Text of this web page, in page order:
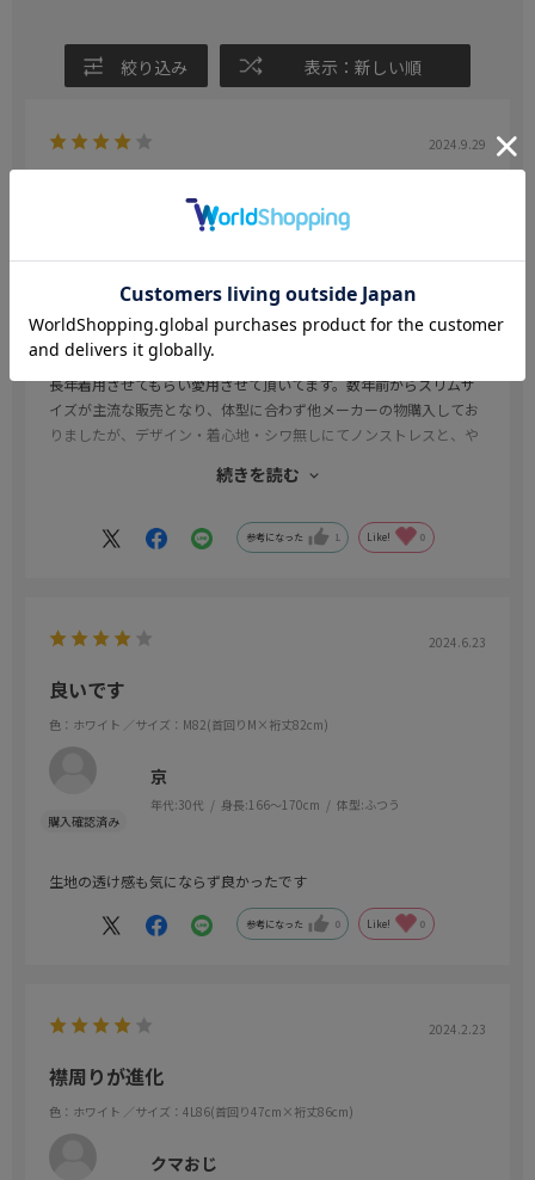
絞り込み 表示：新しい順
2024.9.29
アイシャツ推し！
／サイズ：3L86(首回り45cm×裄丈86cm)
年代:40代 身長: 180cm～ 体型:大柄
長年着用させてもらい愛用させて頂いてます。数年前からスリムサ
イズが主流な販売となり、体型に合わず他メーカーの物購入してお
りましたが、デザイン・着心地・シワ無しにてノンストレスと、や
新しいアイシャツ購入した翌日には、気持ちもリフレッシュし仕事
せていただきたく、自身のモチベーション向上に繋げ、成功へのル
続きを読む
参考になった 1 Like! 0
2024.6.23
良いです
色：ホワイト ／サイズ：M82(首回りM×裄丈82cm)
京
年代:30代 身長:166～170cm 体型:ふつう
生地の透け感も気にならず良かったです
参考になった 0 Like! 0
2024.2.23
襟周りが進化
色：ホワイト ／サイズ：4L86(首回り47cm×裄丈86cm)
クマおじ